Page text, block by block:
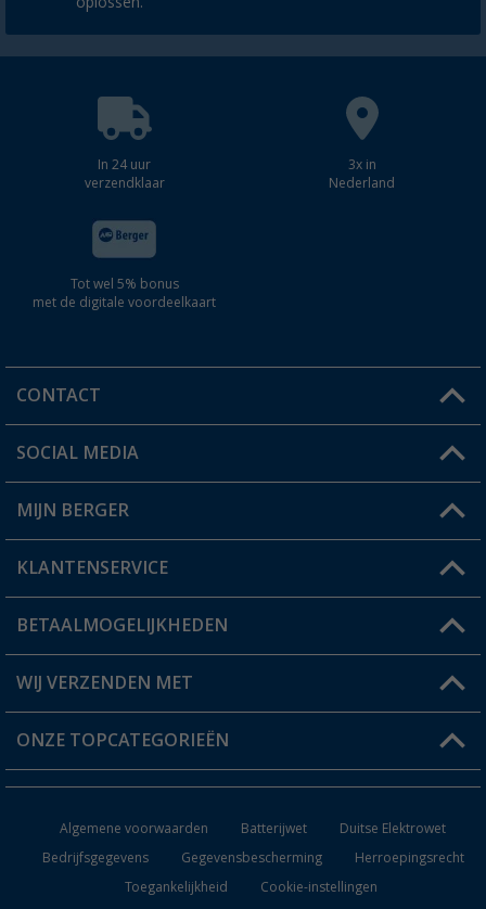
In 24 uur
verzendklaar
3x in
Nederland
Tot wel 5% bonus
met de digitale voordeelkaart
CONTACT
Een vraag?
Winkel vinden
SOCIAL MEDIA
MIJN BERGER
Mijn account
Status bestelling
Verlanglijstje
KLANTENSERVICE
FAQ & Contact
Verzendinformatie
Catalogus
BETAALMOGELIJKHEDEN
WIJ VERZENDEN MET
ONZE TOPCATEGORIEËN
Campingmeubilair
Algemene voorwaarden Batterijwet
Duitse Elektrowet
Bedrijfsgegevens
Gegevensbescherming
Herroepingsrecht
Toegankelijkheid
Cookie-instellingen